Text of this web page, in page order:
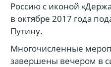
Россию с иконой
в октябре 2017 года
Путину.
Многочисленные
завершены вечером в